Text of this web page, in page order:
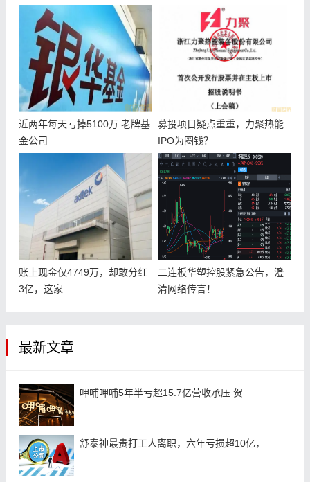
近两年每天亏掉5100万 老牌基
金公司
募投项目疑点重重，力聚热能
IPO为圈钱？
账上现金仅4749万，却敢分红
3亿，这家
二连板华塑控股紧急公告，澄
清网络传言！
最新文章
呷哺呷哺5年半亏超15.7亿营收承压 贺
舒泰神最贵打工人离职，六年亏损超10亿，